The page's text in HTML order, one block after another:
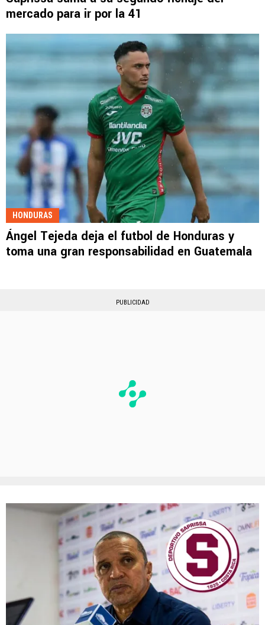
mercado para ir por la 41
HONDURAS
Ángel Tejeda deja el futbol de Honduras y
toma una gran responsabilidad en Guatemala
PUBLICIDAD